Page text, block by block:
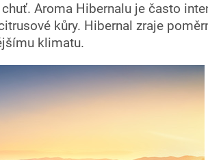
Aroma Hibernalu je často
kůry. Hibernal zraje
klimatu.